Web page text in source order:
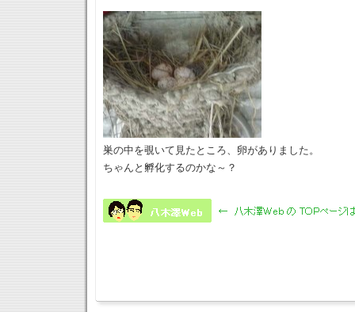
巣の中を覗いて見たところ、卵がありました。
ちゃんと孵化するのかな～？